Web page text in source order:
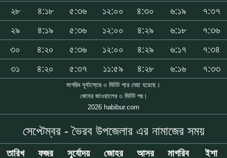
২৮
৪:১৮ ৫:৩৬ ১২:০০ ৪:৩০ ৬:১৯
৭:৩৭
২৯
৪:১৯ ৫:৩৬ ১২:০০ ৪:২৯ ৬:১৮
৭:৩৬
৩০
৪:২০ ৫:৩৬ ১২:০০ ৪:২৯ ৬:১৭
৭:৩৪
৩১
৪:২০ ৫:৩৭ ১১:৫৯ ৪:২৮ ৬:১৬ ৭:৩৩
মাগরিব সূর্যাস্তের ৩ মিনিট পরে দেয়া হয়েছে।
জোহর জাওয়ালের ৩ মিনিট পর।
2026 habibur.com
সেপ্টেম্বর - ভৈরব উপজেলার এর নামাজের সময়
তারিখ ফজর সূর্যোদয় জোহর আসর মাগরিব ইশা